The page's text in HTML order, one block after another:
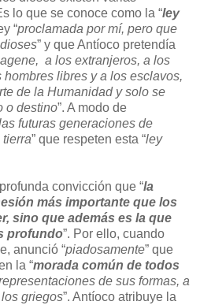
lo que se conoce como la “ley
“proclamada por mí, pero que
” y que Antíoco pretendía
a los extranjeros, a los
libres y a los esclavos,
de la Humanidad y solo se
o destino”. A modo de
futuras generaciones de
” que respeten esta “ley
convicción que “la
más importante que los
sino que además es la que
profundo”. Por ello, cuando
anunció “piadosamente” que
la “morada común de todos
de sus formas, a
griegos”. Antíoco atribuye la